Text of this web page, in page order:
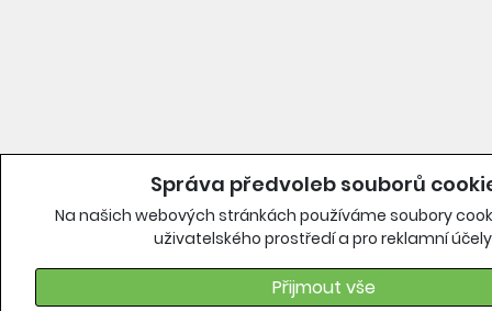
Správa předvoleb souborů
Na našich webových stránkách používáme soubory
uživatelského prostředí a pro reklamní
Přijmout vše